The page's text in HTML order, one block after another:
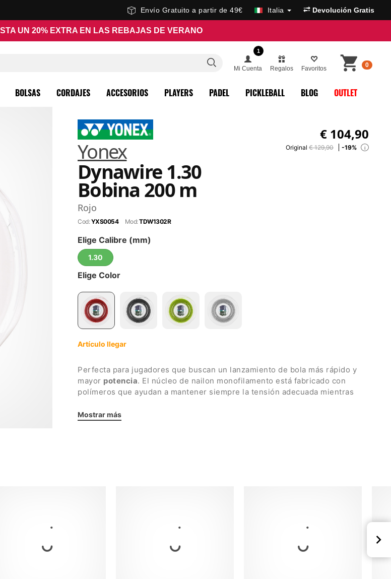
Envío Gratuito a partir de 49€ Italia Devolución Gratis
UN 20% EXTRA EN LAS REBAJAS DE VERANO
1
Mi Cuenta Regalos Favoritos 0
BOLSAS CORDAJES ACCESORIOS PLAYERS PADEL PICKLEBALL BLOG OUTLET
Yonex
Dynawire 1.30
Bobina 200 m
Rojo
Cod:YXS0054Mod:TDW1302R
€ 104,90
Original € 129,90 -19% i
Elige Calibre (mm)
1.30
Elige Color
Artículo llegar
Perfecta para jugadores que buscan un lanzamiento de bola más rápido y
mayor potencia. El núcleo de nailon monofilamento está fabricado con
polímeros que ayudan a mantener siempre la tensión adecuada mientras
calor, para una
Mostrar más